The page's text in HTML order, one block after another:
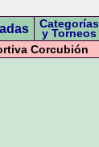
Categorías
y Torneos
Corcubión